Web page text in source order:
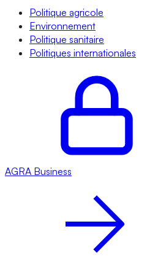
Politique agricole
Environnement
Politique sanitaire
Politiques internationales
AGRA Business